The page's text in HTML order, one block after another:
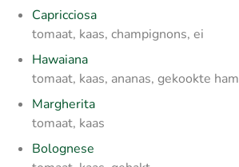
Capricciosa
tomaat, kaas, champignons, ei
Hawaiana
tomaat, kaas, ananas, gekookte ham
Margherita
tomaat, kaas
Bolognese